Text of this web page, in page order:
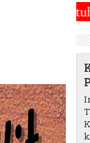
Hari